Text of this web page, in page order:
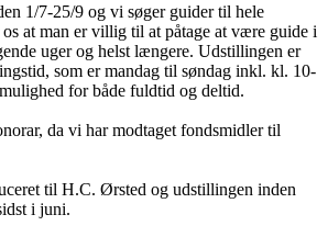
1/7-25/9 og vi søger guider til hele
at man er villig til at påtage at være guide i
uger og helst længere. Udstillingen er
som er mandag til søndag inkl. kl. 10-
for både fuldtid og deltid.
da vi har modtaget fondsmidler til
til H.C. Ørsted og udstillingen inden
i juni.